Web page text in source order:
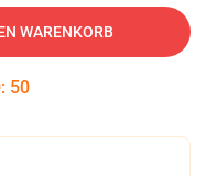
WARENKORB
: 49